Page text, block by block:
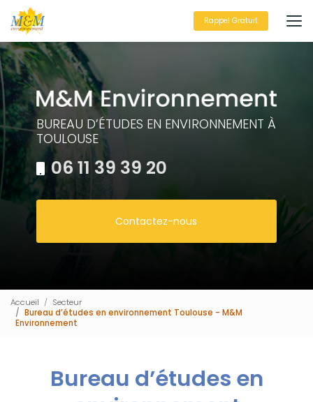
au
contenu
principal
Rappel Gratuit
BUREAU D’ÉTUDES EN ENVIRONNEMENT À
TOULOUSE
06 11 39 39 20
Contactez-nous
Accueil
Secteur
Bureau d’études en environnement Toulouse - M&M
Environnement
Bureau d’études en